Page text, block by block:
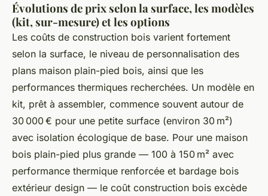
Évolutions de prix selon la surface, les modèles
(kit, sur-mesure) et les options
Les coûts de construction bois varient fortement
selon la surface, le niveau de personnalisation des
plans maison plain-pied bois, ainsi que les
performances thermiques recherchées. Un modèle en
kit, prêt à assembler, commence souvent autour de
30 000 € pour une petite surface (environ 30 m²)
avec isolation écologique de base. Pour une maison
bois plain-pied plus grande — 100 à 150 m² avec
performance thermique renforcée et bardage bois
extérieur design — le coût construction bois excède